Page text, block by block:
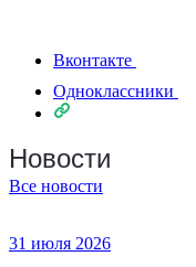
Вконтакте
Одноклассники
Новости
Все новости
31 июля 2026